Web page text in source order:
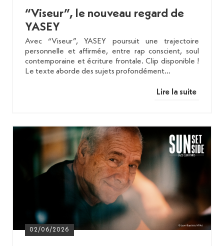
“Viseur”, le nouveau regard de
YASEY
Avec “Viseur”, YASEY poursuit une trajectoire
personnelle et affirmée, entre rap conscient, soul
contemporaine et écriture frontale. Clip disponible !
Le texte aborde des sujets profondément…
Lire la suite
02/06/2026